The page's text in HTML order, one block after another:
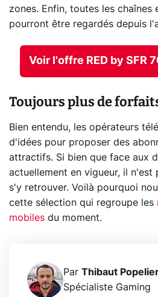
zones. Enfin, toutes les chaînes
pourront être regardés depuis
Voir l'offre RED by SFR
Toujours plus de
Bien entendu, les opérateurs
d'idées pour proposer des
attractifs. Si bien que face aux
actuellement en vigueur, il n'est
s'y retrouver. Voilà pourquoi
cette sélection qui regroupe les
mobiles du moment.
Par Thibaut
Spécialiste Gaming